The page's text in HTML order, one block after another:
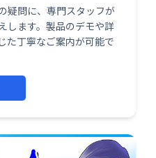
疑問に、専門スタッフが
します。製品のデモや詳
た丁寧なご案内が可能で